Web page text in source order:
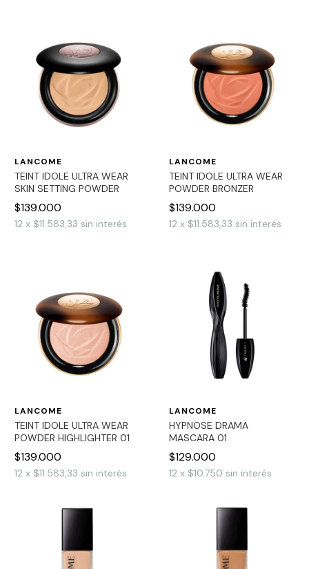
LANCOME
TEINT IDOLE ULTRA WEAR
SKIN SETTING POWDER
$139.000
12 x $11.583,33 sin interés
LANCOME
TEINT IDOLE ULTRA WEAR
POWDER BRONZER
$139.000
12 x $11.583,33 sin interés
LANCOME
TEINT IDOLE ULTRA WEAR
POWDER HIGHLIGHTER 01
$139.000
12 x $11.583,33 sin interés
LANCOME
HYPNOSE DRAMA
MASCARA 01
$129.000
12 x $10.750 sin interés